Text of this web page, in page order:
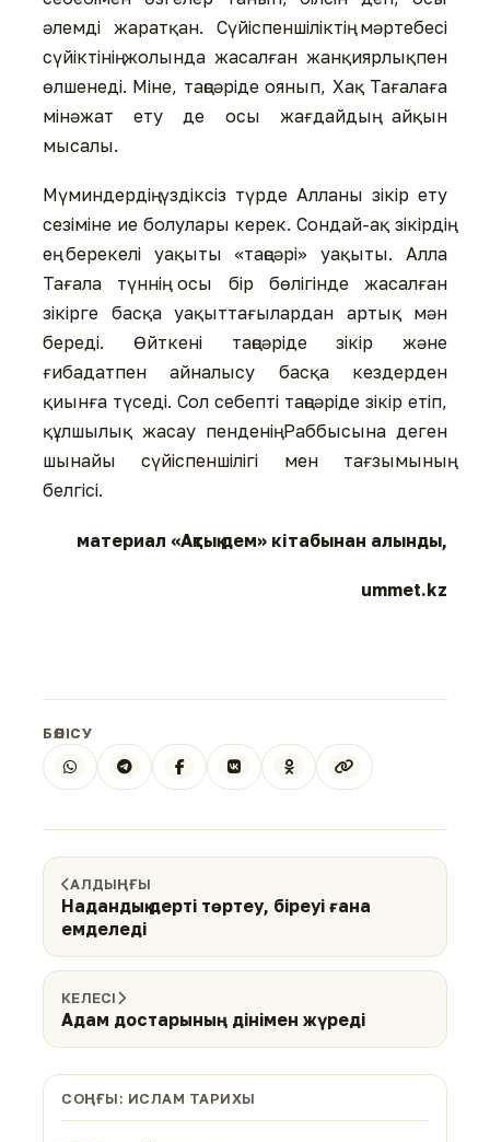
әлемді жаратқан. Сүйіспеншіліктің мәртебесі
сүйіктінің жолында жасалған жанқиярлықпен
өлшенеді. Міне, таңсәріде оянып, Хақ Тағалаға
мінәжат ету де осы жағдайдың айқын
мысалы.
Мүминдердің үздіксіз түрде Алланы зікір ету
сезіміне ие болулары керек. Сондай-ақ зікірдің
ең берекелі уақыты «таңсәрі» уақыты. Алла
Тағала түннің осы бір бөлігінде жасалған
зікірге басқа уақыттағылардан артық мән
береді. Өйткені таңсәріде зікір және
ғибадатпен айналысу басқа кездерден
қиынға түседі. Сол себепті таңсәріде зікір етіп,
құлшылық жасау пенденің Раббысына деген
шынайы сүйіспеншілігі мен тағзымының
белгісі.
материал «Ақтық дем» кітабынан алынды,
ummet.kz
БӨЛІСУ
АЛДЫҢҒЫ
Надандық дерті төртеу, біреуі ғана
емделеді
КЕЛЕСІ
Адам достарының дінімен жүреді
СОҢҒЫ: ИСЛАМ ТАРИХЫ